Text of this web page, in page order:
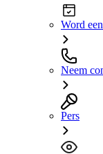
Word
Neem
Pers